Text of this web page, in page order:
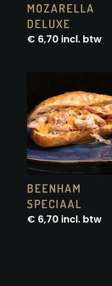
MOZARELLA
DELUXE
€ 6,70 incl. btw
BEENHAM
SPECIAAL
€ 6,70 incl. btw